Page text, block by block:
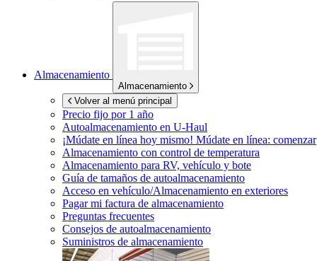
Almacenamiento
Almacenamiento
Volver al menú principal
Precio fijo por 1 año
Autoalmacenamiento en U-Haul
¡Múdate en línea hoy mismo! Múdate en línea: comenzar
Almacenamiento con control de temperatura
Almacenamiento para RV, vehículo y bote
Guía de tamaños de autoalmacenamiento
Acceso en vehículo/Almacenamiento en exteriores
Pagar mi factura de almacenamiento
Preguntas frecuentes
Consejos de autoalmacenamiento
Suministros de almacenamiento